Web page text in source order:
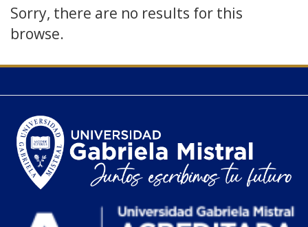
Sorry, there are no results for this
browse.